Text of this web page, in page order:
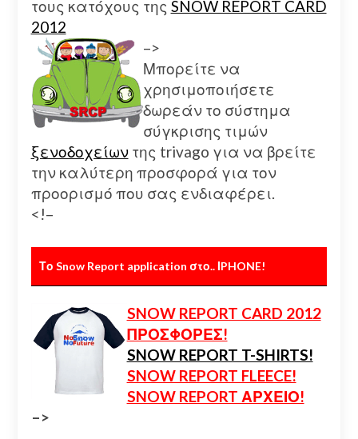
τους κατόχους της SNOW REPORT CARD
2012
–>
Μπορείτε να
χρησιμοποιήσετε
δωρεάν το σύστημα
σύγκρισης τιμών
ξενοδοχείωντης trivago για να βρείτε
την καλύτερη προσφορά για τον
προορισμό που σας ενδιαφέρει.
<!–
Το Snow Report application στο.. ΙPHONE!
SNOW REPORT CARD 2012
ΠΡΟΣΦΟΡΕΣ!
SNOW REPORT T-SHIRTS!
SNOW REPORT FLEECE!
SNOW REPORT ΑΡΧΕΙΟ!
–>